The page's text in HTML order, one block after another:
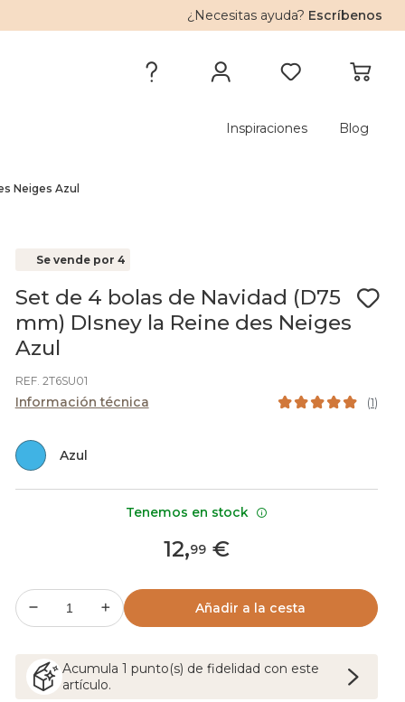
¿Necesitas ayuda? Escríbenos
Inspiraciones Blog
Neiges Azul
Se vende por 4
Set de 4 bolas de Navidad (D75
mm) DIsney la Reine des Neiges
Azul
REF. 2T6SU01
Información técnica (1)
Azul
12,99€
Añadir a la cesta
Acumula 1 punto(s) de fidelidad con este
artículo.